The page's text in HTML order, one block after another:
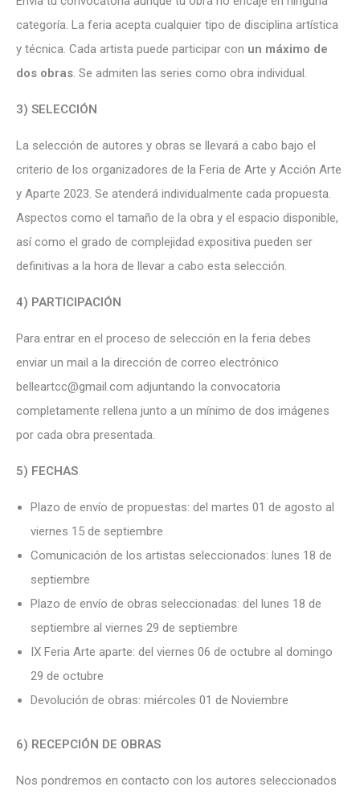
categoría. La feria acepta cualquier tipo de disciplina artística
y técnica. Cada artista puede participar con un máximo de
dos obras. Se admiten las series como obra individual.
3) SELECCIÓN
La selección de autores y obras se llevará a cabo bajo el
criterio de los organizadores de la Feria de Arte y Acción Arte
y Aparte 2023. Se atenderá individualmente cada propuesta.
Aspectos como el tamaño de la obra y el espacio disponible,
así como el grado de complejidad expositiva pueden ser
definitivas a la hora de llevar a cabo esta selección.
4) PARTICIPACIÓN
Para entrar en el proceso de selección en la feria debes
enviar un mail a la dirección de correo electrónico
belleartcc@gmail.com adjuntando la convocatoria
completamente rellena junto a un mínimo de dos imágenes
por cada obra presentada.
5) FECHAS
Plazo de envío de propuestas: del martes 01 de agosto al
viernes 15 de septiembre
Comunicación de los artistas seleccionados: lunes 18 de
septiembre
Plazo de envío de obras seleccionadas: del lunes 18 de
septiembre al viernes 29 de septiembre
IX Feria Arte aparte: del viernes 06 de octubre al domingo
29 de octubre
Devolución de obras: miércoles 01 de Noviembre
6) RECEPCIÓN DE OBRAS
Nos pondremos en contacto con los autores seleccionados